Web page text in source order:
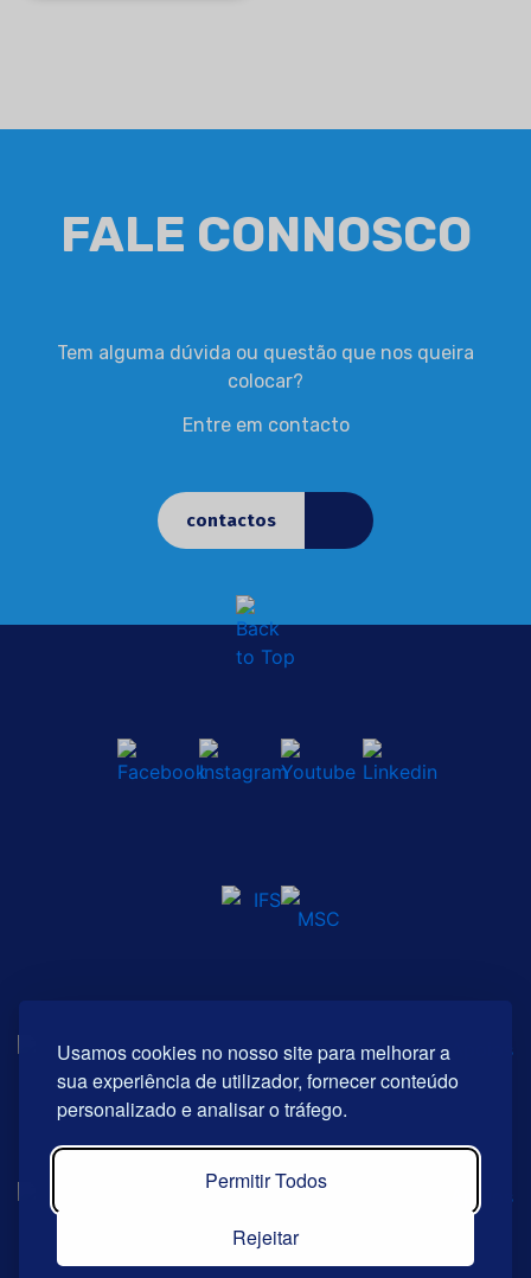
Usamos cookies no nosso site para melhorar a
sua experiência de utilizador, fornecer conteúdo
personalizado e analisar o tráfego.
Permitir Todos
Rejeitar
FALE CONNOSCO
Tem alguma dúvida ou questão que nos queira
colocar?
Entre em contacto
contactos